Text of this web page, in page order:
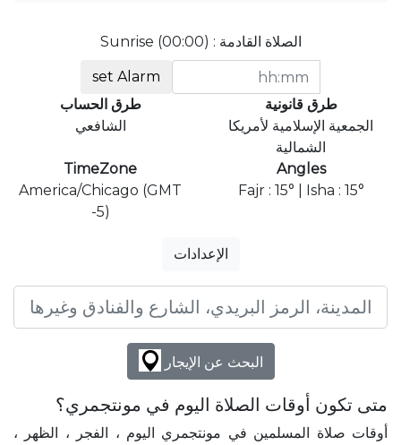
الصلاة القادمة : Sunrise (00:00)
set Alarm
طرق قانونية
الجمعية الإسلامية لأمريكا
الشمالية
طرق الحساب
الشافعي
Angles
Fajr : 15° | Isha : 15°
TimeZone
America/Chicago (GMT
-5)
الإعدادات
البحث عن الإيجار
متى تكون أوقات الصلاة اليوم في مونتجمري؟
أوقات صلاة المسلمين في مونتجمري اليوم ، الفجر ، الظهر ،